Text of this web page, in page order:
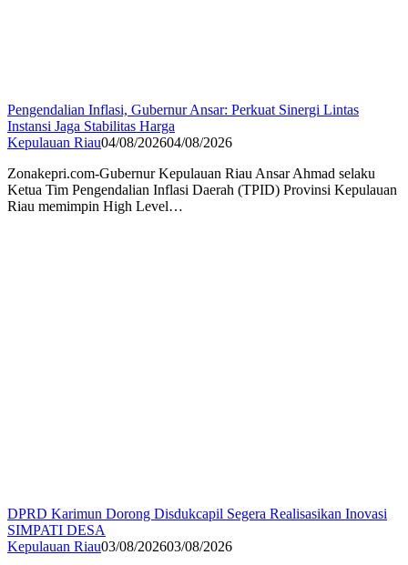
Pengendalian Inflasi, Gubernur Ansar: Perkuat Sinergi Lintas
Instansi Jaga Stabilitas Harga
Kepulauan Riau04/08/202604/08/2026
Zonakepri.com-Gubernur Kepulauan Riau Ansar Ahmad selaku
Ketua Tim Pengendalian Inflasi Daerah (TPID) Provinsi Kepulauan
Riau memimpin High Level…
DPRD Karimun Dorong Disdukcapil Segera Realisasikan Inovasi
SIMPATI DESA
Kepulauan Riau03/08/202603/08/2026